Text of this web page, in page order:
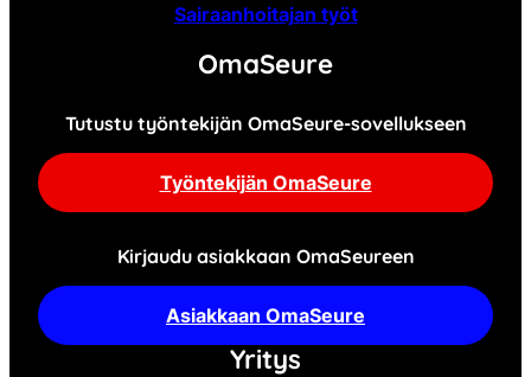
Sairaanhoitajan työt
OmaSeure
Tutustu työntekijän OmaSeure-sovellukseen
Työntekijän OmaSeure
Kirjaudu asiakkaan OmaSeureen
Asiakkaan OmaSeure
Yritys